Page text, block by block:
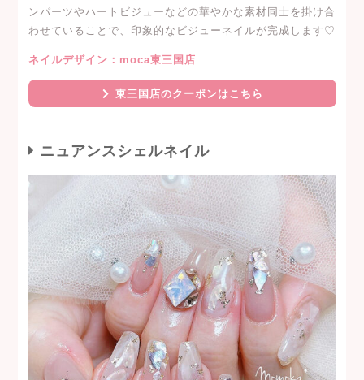
ンパーツやハートビジューなどの華やかな素材同士を掛け合
わせていることで、印象的なビジューネイルが完成します♡
ネイルデザイン：moca東三国店
東三国店のクーポンはこちら
ニュアンスシェルネイル